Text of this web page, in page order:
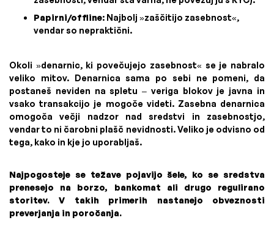
Papirni/offline: Najbolj »zaščitijo zasebnost«,
vendar so nepraktični.
Okoli »denarnic, ki povečujejo zasebnost« se je nabralo
veliko mitov. Denarnica sama po sebi ne pomeni, da
postaneš neviden na spletu – veriga blokov je javna in
vsako transakcijo je mogoče videti. Zasebna denarnica
omogoča večji nadzor nad sredstvi in zasebnostjo,
vendar to ni čarobni plašč nevidnosti. Veliko je odvisno od
tega, kako in kje jo uporabljaš.
Najpogosteje se težave pojavijo šele, ko se sredstva
prenesejo na borzo, bankomat ali drugo regulirano
storitev. V takih primerih nastanejo obveznosti
preverjanja in poročanja.